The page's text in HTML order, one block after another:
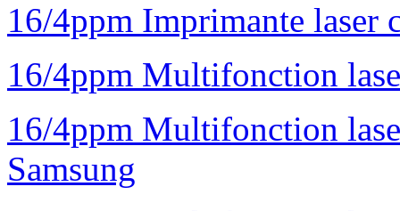
16/4ppm Imprimante laser
16/4ppm Multifonction
16/4ppm Multifonction
Samsung